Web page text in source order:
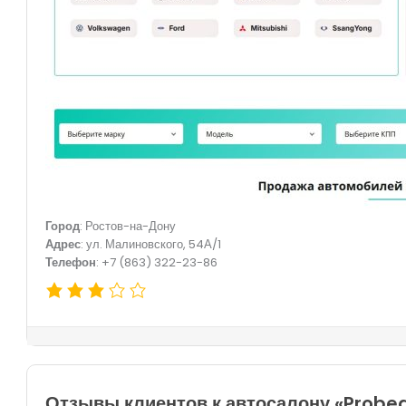
Город: Ростов-на-Дону
Адрес: ул. Малиновского, 54А/1
Телефон: +7 (863) 322-23-86